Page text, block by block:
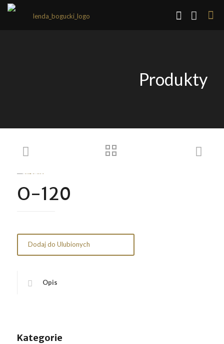
Produkty
O-120
Dodaj do Ulubionych
Opis
Kategorie